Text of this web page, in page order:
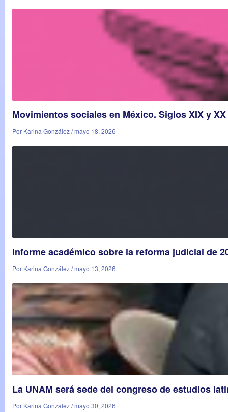
Movimientos sociales en México. Siglos XIX y XX
Por Karina González / mayo 18, 2026
Informe académico sobre la reforma judicial de
Por Karina González / mayo 13, 2026
La UNAM será sede del congreso de estudios
Por Karina González / mayo 30, 2026